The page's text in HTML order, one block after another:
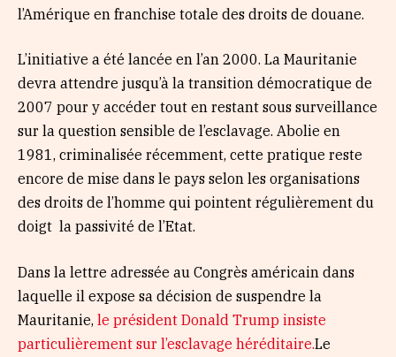
l’Amérique en franchise totale des droits de douane.
L’initiative a été lancée en l’an 2000. La Mauritanie
devra attendre jusqu’à la transition démocratique de
2007 pour y accéder tout en restant sous surveillance
sur la question sensible de l’esclavage. Abolie en
1981, criminalisée récemment, cette pratique reste
encore de mise dans le pays selon les organisations
des droits de l’homme qui pointent régulièrement du
doigt la passivité de l’Etat.
Dans la lettre adressée au Congrès américain dans
laquelle il expose sa décision de suspendre la
Mauritanie, le président Donald Trump insiste
particulièrement sur l’esclavage héréditaire.Le